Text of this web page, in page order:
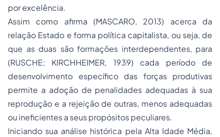
por excelência.
Assim como afirma (MASCARO, 2013) acerca da
relação Estado e forma política capitalista, ou seja, de
que as duas são formações interdependentes, para
(RUSCHE; KIRCHHEIMER, 1939) cada período de
desenvolvimento específico das forças produtivas
permite a adoção de penalidades adequadas à sua
reprodução e a rejeição de outras, menos adequadas
ou ineficientes a seus propósitos peculiares.
Iniciando sua análise histórica pela Alta Idade Média,